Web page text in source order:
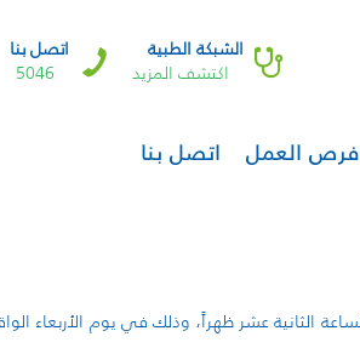
اتصل بنا
5046
الشبكة الطبية
اكتشف المزيد
فرص العمل اتصل بنا